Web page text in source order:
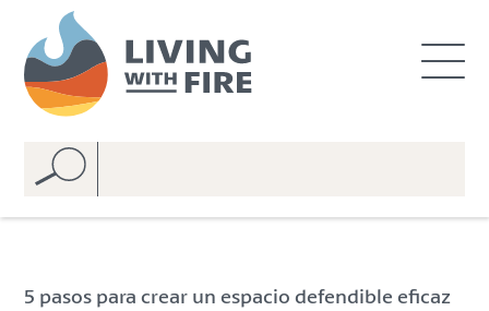
n
v
5 pasos para crear un espacio defendible eficaz